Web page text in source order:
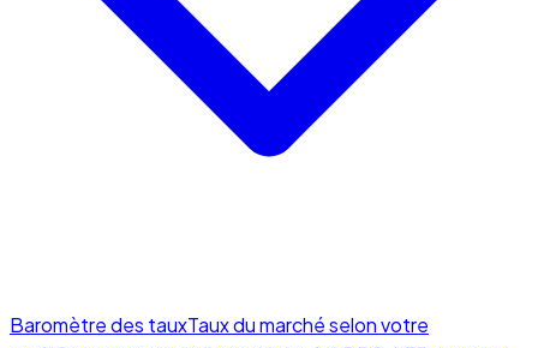
Baromètre des tauxTaux du marché selon votre